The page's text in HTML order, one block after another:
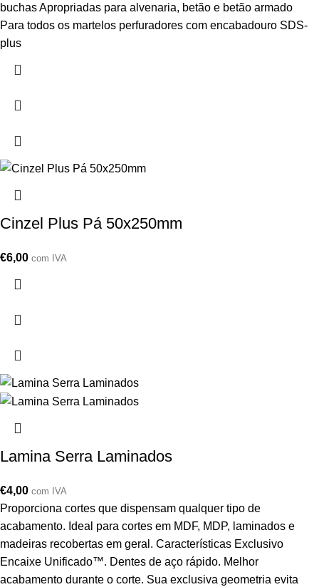
buchas Apropriadas para alvenaria, betão e betão armado
Para todos os martelos perfuradores com encabadouro SDS-
plus
Cinzel Plus Pá 50x250mm
€6,00 com IVA
Lamina Serra Laminados
€4,00 com IVA
Proporciona cortes que dispensam qualquer tipo de
acabamento. Ideal para cortes em MDF, MDP, laminados e
madeiras recobertas em geral. Características Exclusivo
Encaixe Unificado™. Dentes de aço rápido. Melhor
acabamento durante o corte. Sua exclusiva geometria evita